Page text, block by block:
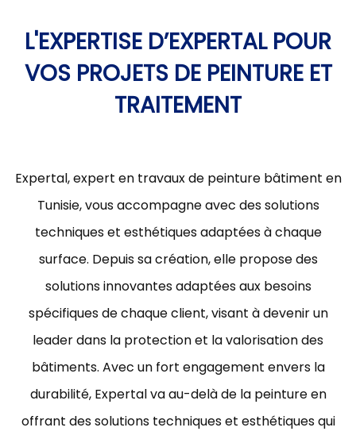
L'EXPERTISE D’EXPERTAL POUR
VOS PROJETS DE PEINTURE ET
TRAITEMENT
Expertal, expert en travaux de peinture bâtiment en
Tunisie, vous accompagne avec des solutions
techniques et esthétiques adaptées à chaque
surface. Depuis sa création, elle propose des
solutions innovantes adaptées aux besoins
spécifiques de chaque client, visant à devenir un
leader dans la protection et la valorisation des
bâtiments. Avec un fort engagement envers la
durabilité, Expertal va au-delà de la peinture en
offrant des solutions techniques et esthétiques qui